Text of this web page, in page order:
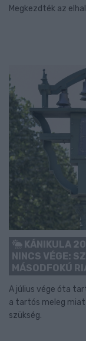
Megkezdték az
KÁNIKULA
NINCS VÉGE:
MÁSODFOKÚ
A július vége óta
a tartós meleg
szükség.